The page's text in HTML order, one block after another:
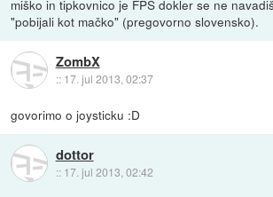
miško in tipkovnico je FPS dokler se ne
"pobijali kot mačko" (pregovorno slovensko).
ZombX
:: 17. jul 2013, 02:37
govorimo o joysticku :D
dottor
:: 17. jul 2013, 02:42